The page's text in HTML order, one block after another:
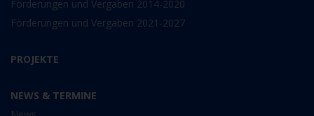
Förderungen und Vergaben 2014-2020
Förderungen und Vergaben 2021-2027
PROJEKTE
NEWS & TERMINE